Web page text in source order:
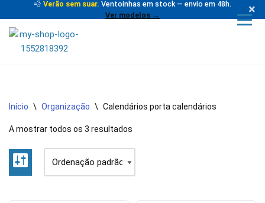
💨 Verão sem suar. Ventoinhas em stock — envio em 48h.
Ver modelos →
×
Avançar
Início \ Organização \ Calendários porta calendários
A mostrar todos os 3 resultados